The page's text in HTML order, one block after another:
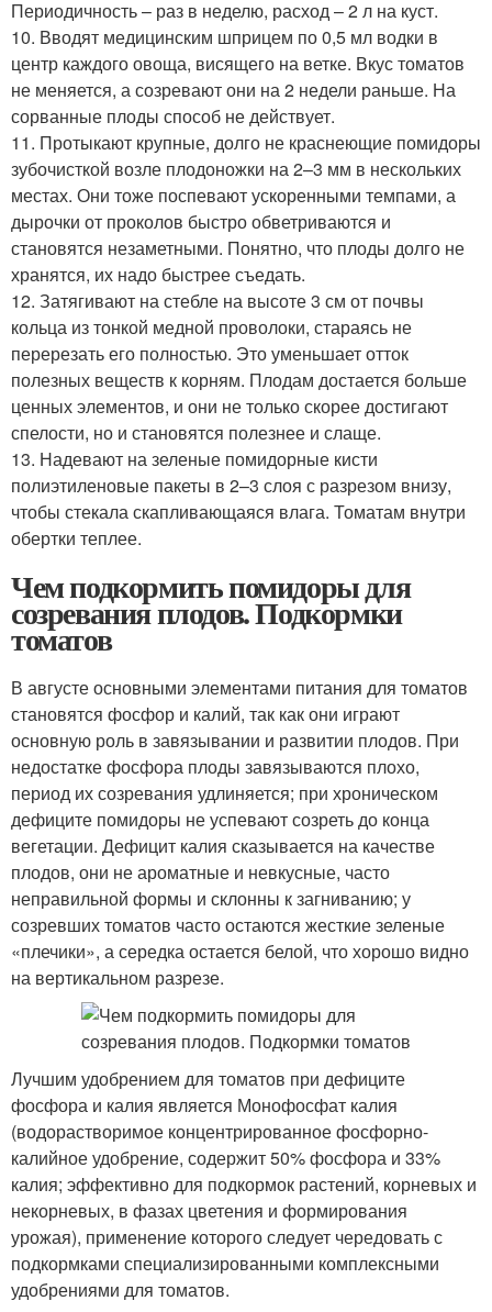
Периодичность – раз в неделю, расход – 2 л на куст.
10. Вводят медицинским шприцем по 0,5 мл водки в
центр каждого овоща, висящего на ветке. Вкус томатов
не меняется, а созревают они на 2 недели раньше. На
сорванные плоды способ не действует.
11. Протыкают крупные, долго не краснеющие помидоры
зубочисткой возле плодоножки на 2–3 мм в нескольких
местах. Они тоже поспевают ускоренными темпами, а
дырочки от проколов быстро обветриваются и
становятся незаметными. Понятно, что плоды долго не
хранятся, их надо быстрее съедать.
12. Затягивают на стебле на высоте 3 см от почвы
кольца из тонкой медной проволоки, стараясь не
перерезать его полностью. Это уменьшает отток
полезных веществ к корням. Плодам достается больше
ценных элементов, и они не только скорее достигают
спелости, но и становятся полезнее и слаще.
13. Надевают на зеленые помидорные кисти
полиэтиленовые пакеты в 2–3 слоя с разрезом внизу,
чтобы стекала скапливающаяся влага. Томатам внутри
обертки теплее.
Чем подкормить помидоры для
созревания плодов. Подкормки
томатов
В августе основными элементами питания для томатов
становятся фосфор и калий, так как они играют
основную роль в завязывании и раз­витии плодов. При
недостатке фосфора плоды завя­зываются плохо,
период их созревания удлиняется; при хроническом
дефиците помидоры не успевают созреть до конца
вегетации. Дефицит калия сказыва­ется на качестве
плодов, они не ароматные и невкус­ные, часто
неправильной формы и склонны к загни­ванию; у
созревших томатов часто остаются жесткие зеленые
«плечики», а середка остается белой, что хо­рошо видно
на вертикальном разрезе.
Лучшим удо­брением для томатов при дефиците
фосфора и ка­лия является Монофосфат калия
(водорастворимое концентрированное фосфорно-
калийное удобрение, содержит 50% фосфора и 33%
калия; эффективно для подкормок растений, корневых и
некорневых, в фазах цветения и формирования
урожая), применение кото­рого следует чередовать с
подкормками специализи­рованными комплексными
удобрениями для тома­тов.